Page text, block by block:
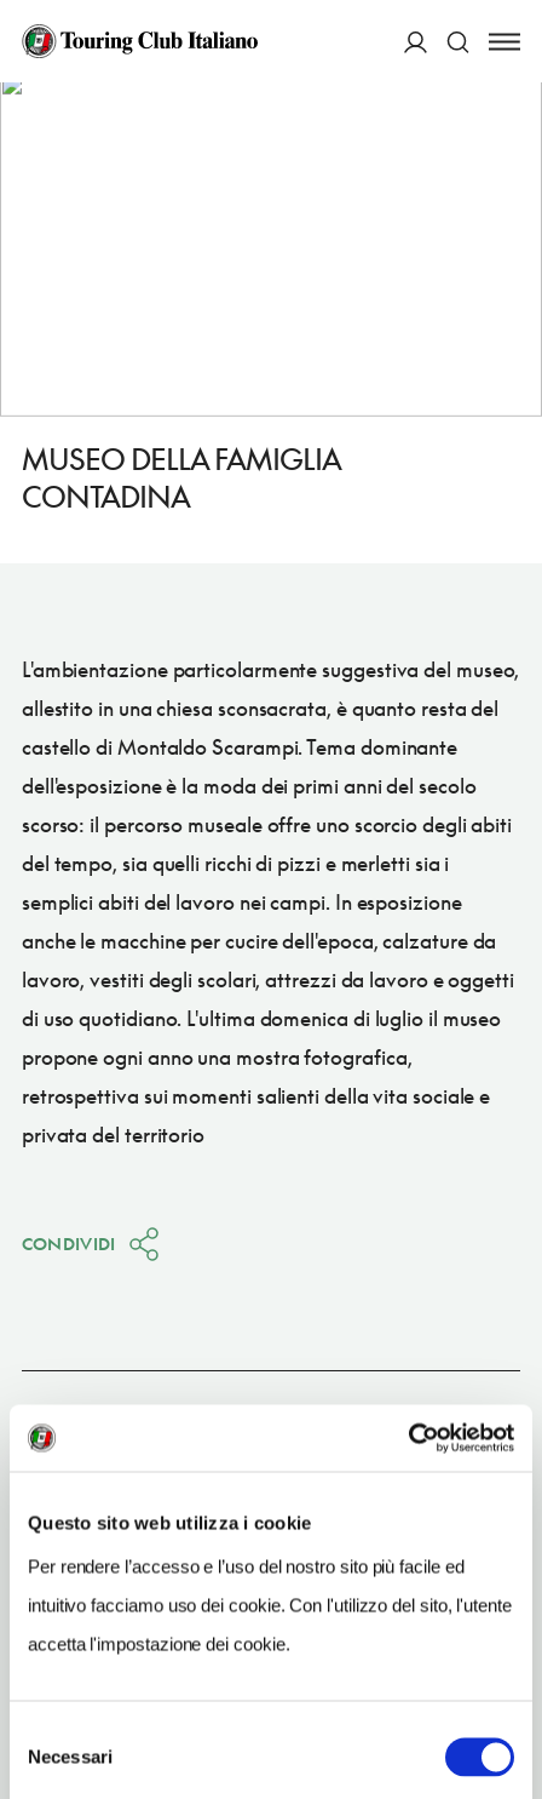
Questo sito web utilizza i cookie
Per rendere l’accesso e l’uso del nostro sito più facile ed
intuitivo facciamo uso dei cookie. Con l'utilizzo del sito, l'utente
accetta l'impostazione dei cookie.
delNecessari
HOME
MUSEO DELLA FAMIGLIA CONTADINA
MUSEO DELLA FAMIGLIA
CONTADINA
L'ambientazione particolarmente suggestiva del museo,
allestito in una chiesa sconsacrata, è quanto resta del
castello di Montaldo Scarampi. Tema dominante
dell'esposizione è la moda dei primi anni del secolo
scorso: il percorso museale offre uno scorcio degli abiti
del tempo, sia quelli ricchi di pizzi e merletti sia i
semplici abiti del lavoro nei campi. In esposizione
anche le macchine per cucire dell'epoca, calzature da
lavoro, vestiti degli scolari, attrezzi da lavoro e oggetti
di uso quotidiano. L'ultima domenica di luglio il museo
propone ogni anno una mostra fotografica,
retrospettiva sui momenti salienti della vita sociale e
privata del territorio
CONDIVIDI
Montaldo Scarampi
INDIRIZZO
via L. Gamba 1 - 14040
INDIRIZZO EMAIL